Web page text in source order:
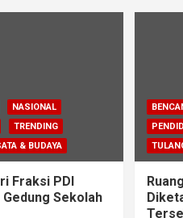
NASIONAL
TRENDING
& BUDAYA
Fraksi PDI
Sekolah